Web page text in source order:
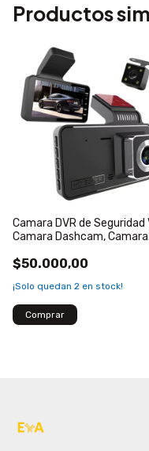
Productos
Camara DVR de Seguridad
Camara Dashcam, Camara
c/Sensor de movimiento
$50.000,00
¡Solo quedan 2 en stock!